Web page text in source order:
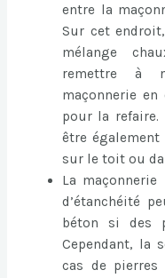
entre la
Sur cet
mélange
remettre à
maçonnerie
pour la refaire.
être également
sur le toit ou
La
d’étanchéité
béton si des
Cependant, la
cas de